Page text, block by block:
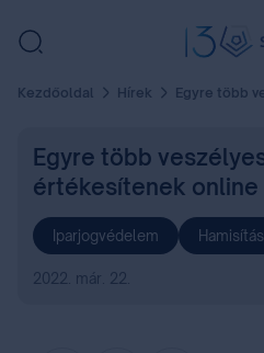
Kezdőoldal Hírek Egyre több veszélyes hamisítványt
Egyre több
értékesítenek online
Iparjogvédelem Hamisítás
2022. már. 22.